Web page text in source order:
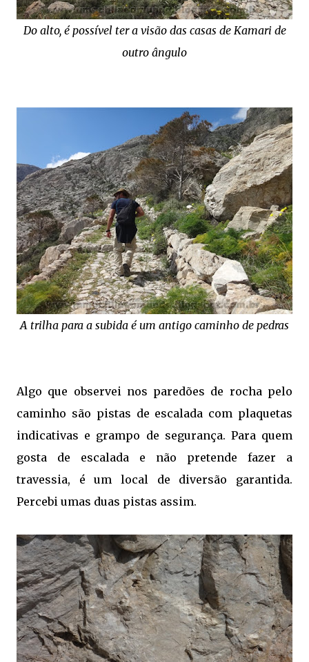
Do alto, é possível ter a visão das casas de Kamari de
outro ângulo
A trilha para a subida é um antigo caminho de pedras
Algo que observei nos paredões de rocha pelo
caminho são pistas de escalada com plaquetas
indicativas e grampo de segurança. Para quem
gosta de escalada e não pretende fazer a
travessia, é um local de diversão garantida.
Percebi umas duas pistas assim.